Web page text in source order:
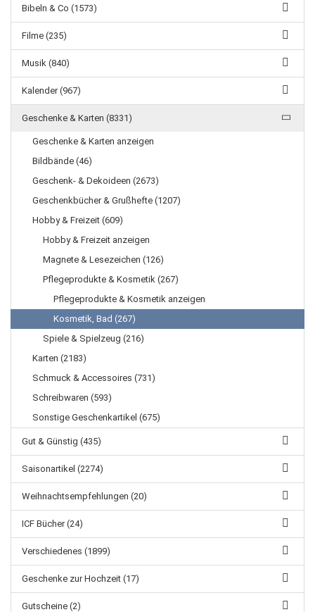
Bibeln & Co (1573)
Filme (235)
Musik (840)
Kalender (967)
Geschenke & Karten (8331)
Geschenke & Karten anzeigen
Bildbände (46)
Geschenk- & Dekoideen (2673)
Geschenkbücher & Grußhefte (1207)
Hobby & Freizeit (609)
Hobby & Freizeit anzeigen
Magnete & Lesezeichen (126)
Pflegeprodukte & Kosmetik (267)
Pflegeprodukte & Kosmetik anzeigen
Kosmetik, Bad (267)
Spiele & Spielzeug (216)
Karten (2183)
Schmuck & Accessoires (731)
Schreibwaren (593)
Sonstige Geschenkartikel (675)
Gut & Günstig (435)
Saisonartikel (2274)
Weihnachtsempfehlungen (20)
ICF Bücher (24)
Verschiedenes (1899)
Geschenke zur Hochzeit (17)
Gutscheine (2)